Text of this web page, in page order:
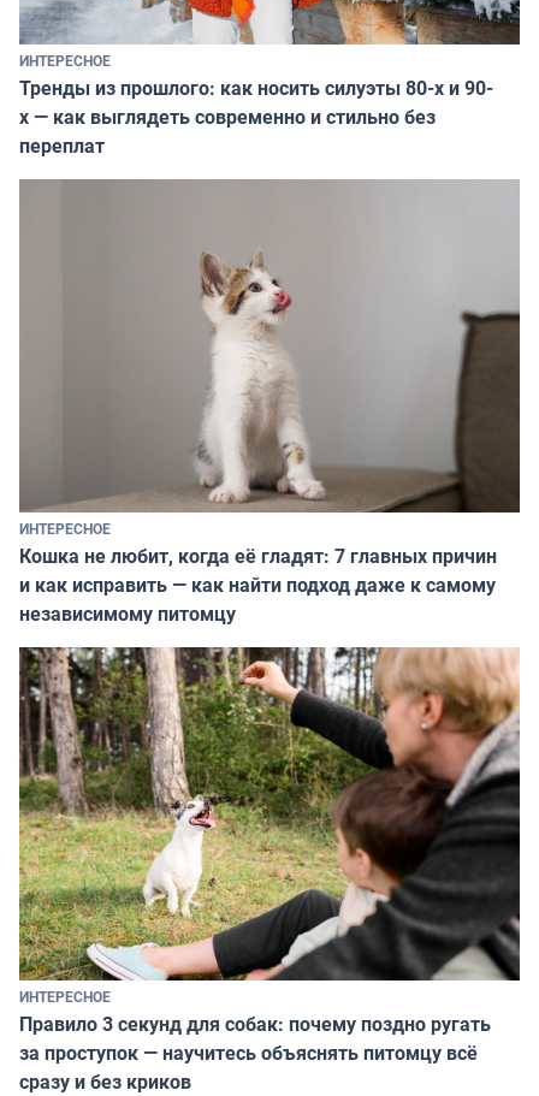
ИНТЕРЕСНОЕ
Тренды из прошлого: как носить силуэты 80-х и 90-
х — как выглядеть современно и стильно без
переплат
ИНТЕРЕСНОЕ
Кошка не любит, когда её гладят: 7 главных причин
и как исправить — как найти подход даже к самому
независимому питомцу
ИНТЕРЕСНОЕ
Правило 3 секунд для собак: почему поздно ругать
за проступок — научитесь объяснять питомцу всё
сразу и без криков